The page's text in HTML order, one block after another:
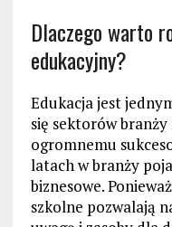
Dlaczego warto
edukacyjny?
Edukacja jest
się sektorów
ogromnemu
latach w branży
biznesowe.
szkolne pozwalają